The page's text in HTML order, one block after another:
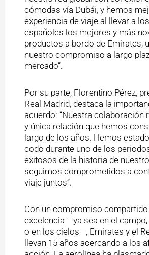
cómodas vía Dubái, y hemos
experiencia de viaje al llevar a
españoles los mejores y más
productos a bordo de Emirates,
nuestro compromiso a largo
mercado”.
Por su parte, Florentino Pérez,
Real Madrid, destaca la
acuerdo: “Nuestra colaboración
y única relación que hemos
largo de los años. Hemos
codo durante uno de los
exitosos de la historia de
seguimos comprometidos a
viaje juntos”.
Con un compromiso
excelencia —ya sea en el
o en los cielos—, Emirates y el
llevan 15 años acercando a los